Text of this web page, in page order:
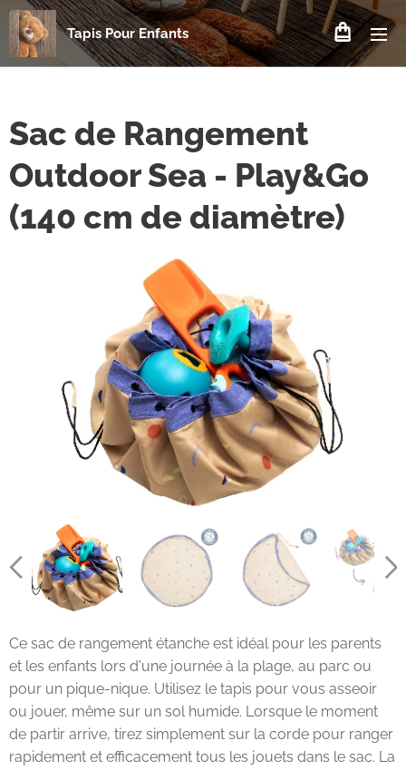
Tapis Pour Enfants
Sac de Rangement
Outdoor Sea - Play&Go
(140 cm de diamètre)
Ce sac de rangement étanche est idéal pour les parents
et les enfants lors d'une journée à la plage, au parc ou
pour un pique-nique. Utilisez le tapis pour vous asseoir
ou jouer, même sur un sol humide. Lorsque le moment
de partir arrive, tirez simplement sur la corde pour ranger
rapidement et efficacement tous les jouets dans le sac. La